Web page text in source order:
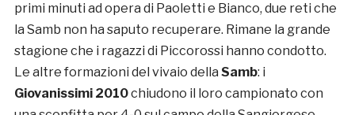
primi minuti ad opera di Paoletti e Bianco, due reti che
la Samb non ha saputo recuperare. Rimane la grande
stagione che i ragazzi di Piccorossi hanno condotto.
Le altre formazioni del vivaio della Samb: i
Giovanissimi 2010chiudono il loro campionato con